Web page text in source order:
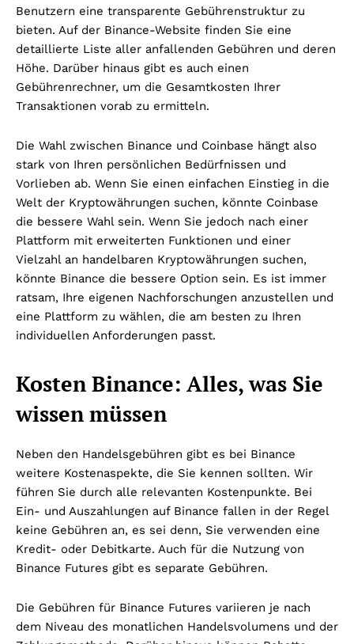
Benutzern eine transparente Gebührenstruktur zu
bieten. Auf der Binance-Website finden Sie eine
detaillierte Liste aller anfallenden Gebühren und deren
Höhe. Darüber hinaus gibt es auch einen
Gebührenrechner, um die Gesamtkosten Ihrer
Transaktionen vorab zu ermitteln.
Die Wahl zwischen Binance und Coinbase hängt also
stark von Ihren persönlichen Bedürfnissen und
Vorlieben ab. Wenn Sie einen einfachen Einstieg in die
Welt der Kryptowährungen suchen, könnte Coinbase
die bessere Wahl sein. Wenn Sie jedoch nach einer
Plattform mit erweiterten Funktionen und einer
Vielzahl an handelbaren Kryptowährungen suchen,
könnte Binance die bessere Option sein. Es ist immer
ratsam, Ihre eigenen Nachforschungen anzustellen und
eine Plattform zu wählen, die am besten zu Ihren
individuellen Anforderungen passt.
Kosten Binance: Alles, was Sie
wissen müssen
Neben den Handelsgebühren gibt es bei Binance
weitere Kostenaspekte, die Sie kennen sollten. Wir
führen Sie durch alle relevanten Kostenpunkte. Bei
Ein- und Auszahlungen auf Binance fallen in der Regel
keine Gebühren an, es sei denn, Sie verwenden eine
Kredit- oder Debitkarte. Auch für die Nutzung von
Binance Futures gibt es separate Gebühren.
Die Gebühren für Binance Futures variieren je nach
dem Niveau des monatlichen Handelsvolumens und der